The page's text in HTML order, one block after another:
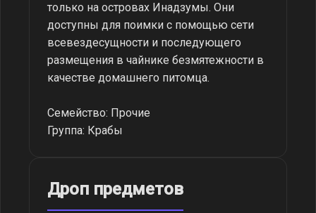
только на островах Инадзумы. Они
доступны для поимки с помощью сети
всевездесущности и последующего
размещения в чайнике безмятежности в
качестве домашнего питомца.
Семейство: Прочие
Группа: Крабы
Дроп предметов